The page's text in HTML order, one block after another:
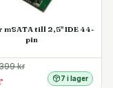
mSATA till 2,5" IDE 44-
pin
kr
7 i lager